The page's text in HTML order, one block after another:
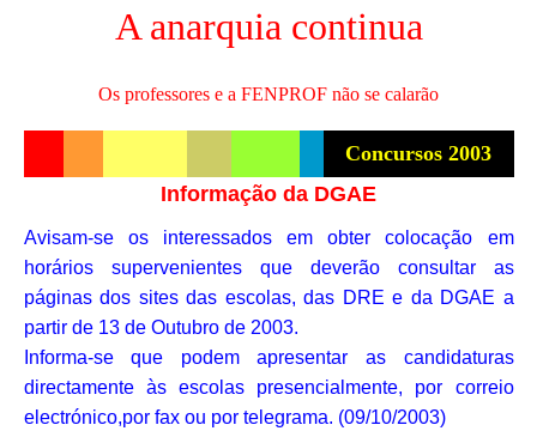
A anarquia continua
Os professores e a FENPROF não se calarão
Concursos 2003
Informação da DGAE
Avisam-se os interessados em obter colocação em
horários supervenientes que deverão consultar as
páginas dos sites das escolas, das DRE e da DGAE a
partir de 13 de Outubro de 2003.
Informa-se que podem apresentar as candidaturas
directamente às escolas presencialmente, por correio
electrónico,por fax ou por telegrama. (09/10/2003)